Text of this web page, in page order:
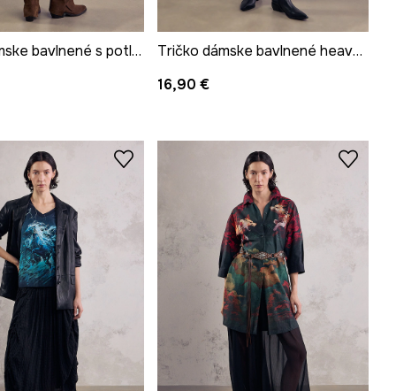
Tričko dámske bavlnené s potlačou z kolekcie Mythical Creatures
Tričko dámske bavlnené heavyweight z kolekcie Mythical Creatures
16,90 €